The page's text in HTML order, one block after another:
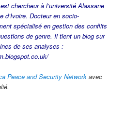
chercheur à l’université Alassane
d’Ivoire.Docteur en socio-
spécialisé en gestion des conflits
de genre. Il tient un blog sur
de ses analyses :
Peace and Security Network avec